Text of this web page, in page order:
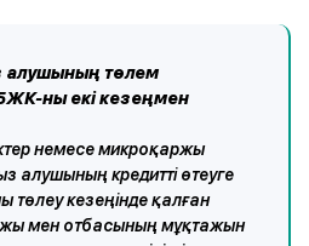
алушының төлем
БЖК-ны екі кезеңмен
немесе микроқаржы
алушының кредитті өтеуге
төлеу кезеңінде қалған
мен отбасының мұқтажын